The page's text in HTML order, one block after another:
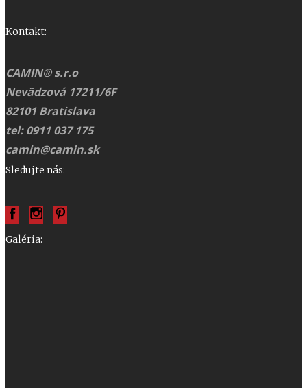
Kontakt:
CAMIN® s.r.o
Nevädzová 17211/6F
82101 Bratislava
tel: 0911 037 175
camin@camin.sk
Sledujte nás:
Galéria: